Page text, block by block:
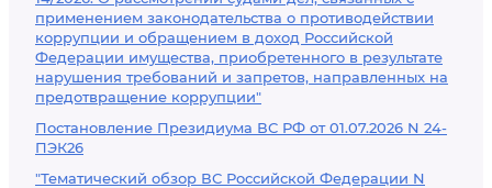
применением законодательства о противодействии
коррупции и обращением в доход Российской
Федерации имущества, приобретенного в результате
нарушения требований и запретов, направленных на
предотвращение коррупции"
Постановление Президиума ВС РФ от 01.07.2026 N 24-
ПЭК26
"Тематический обзор ВС Российской Федерации N